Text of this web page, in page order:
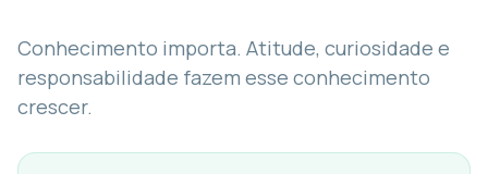
Conhecimento importa. Atitude, curiosidade e
responsabilidade fazem esse conhecimento
crescer.